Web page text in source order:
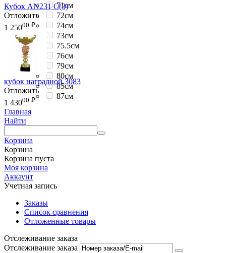
71см
72см
74см
73см
75.5см
76см
79см
80см
85см
87см
Кубок AN231 C(3)
Отложить
1 25000 ₽
кубок наградной 3083
Отложить
1 43000 ₽
Главная
Найти
Корзина
Корзина
Корзина пуста
Моя корзина
Аккаунт
Учетная запись
Заказы
Список сравнения
Отложенные товары
Отслеживание заказа
Отслеживание заказа